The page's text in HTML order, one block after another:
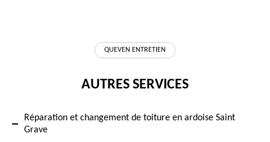
QUEVEN ENTRETIEN
AUTRES SERVICES
Réparation et changement de toiture en ardoise Saint
Grave